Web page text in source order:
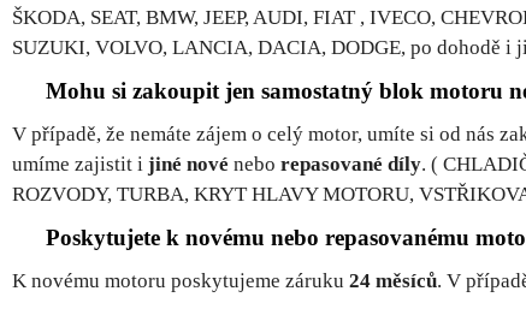
ŠKODA, SEAT, BMW, JEEP, AUDI, FIAT , IVECO,
SUZUKI, VOLVO, LANCIA, DACIA, DODGE, po dohodě i
Mohu si zakoupit jen samostatný blok motoru
V případě, že nemáte zájem o celý motor, umíte si od nás
umíme zajistit i jiné nové nebo repasované díly. (
ROZVODY, TURBA, KRYT HLAVY MOTORU,
Poskytujete k novému nebo repasovanému
K novému motoru poskytujeme záruku 24 měsíců. V